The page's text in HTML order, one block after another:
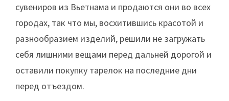
сувениров из Вьетнама и продаются они во всех
городах, так что мы, восхитившись красотой и
разнообразием изделий, решили не загружать
себя лишними вещами перед дальней дорогой и
оставили покупку тарелок на последние дни
перед отъездом.